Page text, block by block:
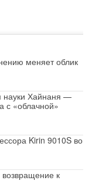
меняет облик
науки Хайнаня —
с «облачной»
Kirin 9010S во
к